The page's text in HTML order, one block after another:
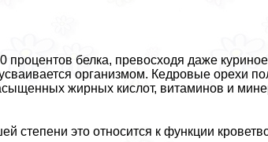
процентов белка, превосходя даже
организмом. Кедровые орехи
жирных кислот, витаминов и
это относится к функции